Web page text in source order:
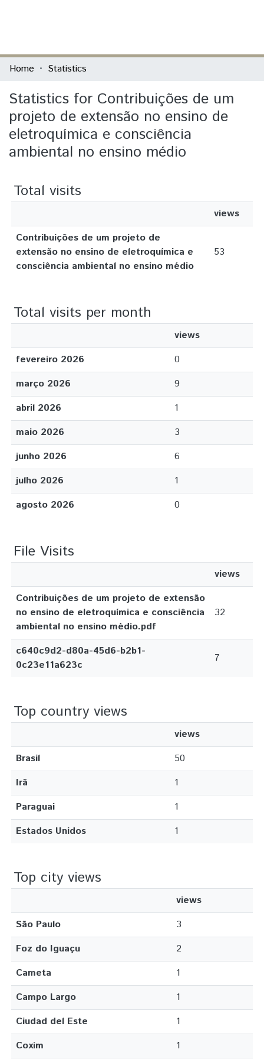
Communities & Collections
All of DSpace
Home Statistics
Statistics for Contribuições de um
projeto de extensão no ensino de
eletroquímica e consciência
ambiental no ensino médio
Total visits
views
Contribuições de um projeto de
extensão no ensino de eletroquímica e
consciência ambiental no ensino médio
53
Total visits per month
views
fevereiro 2026
0
março 2026
9
abril 2026
1
maio 2026
3
junho 2026
6
julho 2026
1
agosto 2026
0
File Visits
views
Contribuições de um projeto de extensão
no ensino de eletroquímica e consciência
ambiental no ensino médio.pdf
32
c640c9d2-d80a-45d6-b2b1-
0c23e11a623c
7
Top country views
views
Brasil
50
Irã
1
Paraguai
1
Estados Unidos
1
Top city views
views
São Paulo
3
Foz do Iguaçu
2
Cameta
1
Campo Largo
1
Ciudad del Este
1
Coxim
1